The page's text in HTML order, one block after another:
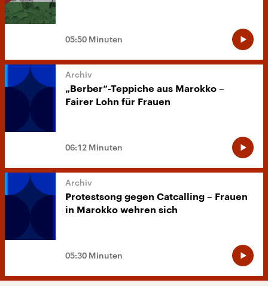
05:50 Minuten
„Berber“-Teppiche aus Marokko –
Fairer Lohn für Frauen
06:12 Minuten
Protestsong gegen Catcalling – Frauen
in Marokko wehren sich
05:30 Minuten